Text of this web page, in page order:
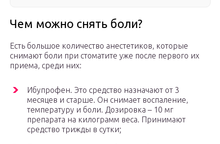
Чем можно снять боли?
Есть большое количество анестетиков, которые
снимают боли при стоматите уже после первого их
приема, среди них:
Ибупрофен. Это средство назначают от 3
месяцев и старше. Он снимает воспаление,
температуру и боли. Дозировка – 10 мг
препарата на килограмм веса. Принимают
средство трижды в сутки;